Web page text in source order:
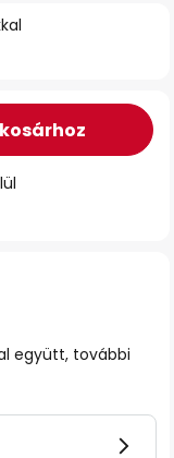
együtt, további